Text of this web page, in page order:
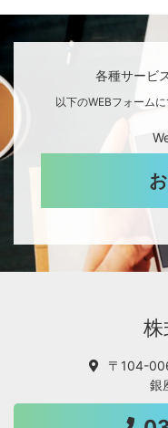
各種サービ
以下のWEBフォーム
株
〒104-
銀